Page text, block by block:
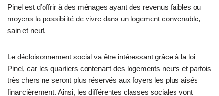
Pinel est d’offrir à des ménages ayant des revenus faibles ou
moyens la possibilité de vivre dans un logement convenable,
sain et neuf.
Le décloisonnement social va être intéressant grâce à la loi
Pinel, car les quartiers contenant des logements neufs et parfois
très chers ne seront plus réservés aux foyers les plus aisés
financièrement. Ainsi, les différentes classes sociales vont